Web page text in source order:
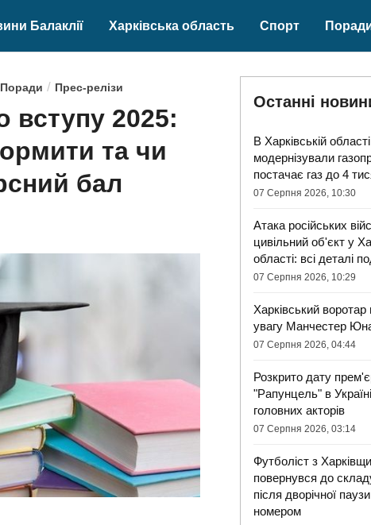
Балаклії Харківська область Спорт
Поради / Прес-релізи
вступу 2025:
та чи
бал
Останні
В Харківській області
модернізували
постачає газ до 4
07 Серпня 2026, 10:30
Атака російських
цивільний об'єкт у
області: всі деталі
07 Серпня 2026, 10:29
Харківський
увагу Манчестер
07 Серпня 2026, 04:44
Розкрито дату
"Рапунцель" в
головних акторів
07 Серпня 2026, 03:14
Футболіст з
повернувся до
після дворічної
номером